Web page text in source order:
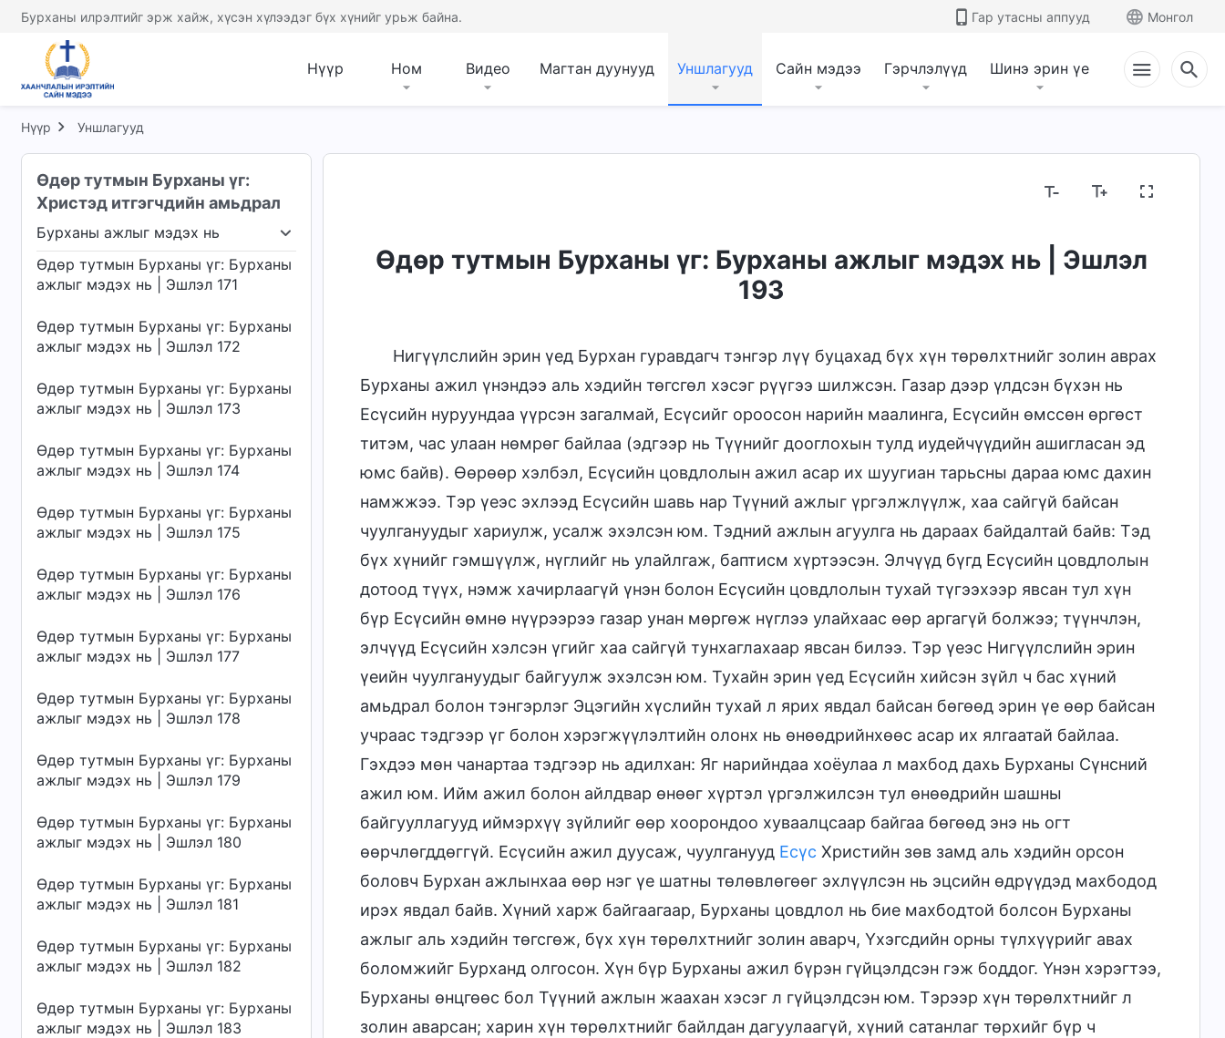
Бурханы илрэлтийг эрж хайж, хүсэн хүлээдэг бүх хүнийг урьж байна. Гар утасны аппууд Монгол
Нүүр Ном Видео Магтан дуунууд Уншлагууд Сайн мэдээ Гэрчлэлүүд Шинэ эрин үе
Нүүр Уншлагууд
Өдөр тутмын Бурханы үг:
Христэд итгэгчдийн амьдрал
Бурханы ажлыг мэдэх нь
болох Бурханы ажлыг мэдэх нь Бурханы зан чанар, Түүнд юу байгаа, Тэр юу болох Библийн тухай нууцууд Шашны үзлийг илчлэх нь
Өдөр тутмын Бурханы үг: Бурханы
ажлыг мэдэх нь | Эшлэл 167
Өдөр тутмын Бурханы үг: Бурханы
ажлыг мэдэх нь | Эшлэл 168
Өдөр тутмын Бурханы үг: Бурханы
Өдөр тутмын Бурханы үг: Бурханы
ажлыг мэдэх нь | Эшлэл 170
Өдөр тутмын Бурханы үг: Бурханы
ажлыг мэдэх нь | Эшлэл 171
Өдөр тутмын Бурханы үг: Бурханы
ажлыг мэдэх нь | Эшлэл 172
Өдөр тутмын Бурханы үг: Бурханы
ажлыг мэдэх нь | Эшлэл 173
Өдөр тутмын Бурханы үг: Бурханы
ажлыг мэдэх нь | Эшлэл 174
Өдөр тутмын Бурханы үг: Бурханы
ажлыг мэдэх нь | Эшлэл 175
Өдөр тутмын Бурханы үг: Бурханы
ажлыг мэдэх нь | Эшлэл 176
Өдөр тутмын Бурханы үг: Бурханы
ажлыг мэдэх нь | Эшлэл 177
Өдөр тутмын Бурханы үг: Бурханы
ажлыг мэдэх нь | Эшлэл 178
Өдөр тутмын Бурханы үг: Бурханы
ажлыг мэдэх нь | Эшлэл 179
Өдөр тутмын Бурханы үг: Бурханы
ажлыг мэдэх нь | Эшлэл 180
Өдөр тутмын Бурханы үг: Бурханы
ажлыг мэдэх нь | Эшлэл 181
Өдөр тутмын Бурханы үг: Бурханы
ажлыг мэдэх нь | Эшлэл 182
Өдөр тутмын Бурханы үг: Бурханы
ажлыг мэдэх нь | Эшлэл 183
Өдөр тутмын Бурханы үг: Бурханы ажлыг мэдэх нь | Эшлэл
193
Нигүүлслийн эрин үед Бурхан гуравдагч тэнгэр лүү буцахад бүх хүн төрөлхтнийг золин аврах
Бурханы ажил үнэндээ аль хэдийн төгсгөл хэсэг рүүгээ шилжсэн. Газар дээр үлдсэн бүхэн нь
Есүсийн нуруундаа үүрсэн загалмай, Есүсийг ороосон нарийн маалинга, Есүсийн өмссөн өргөст
титэм, час улаан нөмрөг байлаа (эдгээр нь Түүнийг дооглохын тулд иудейчүүдийн ашигласан эд
юмс байв). Өөрөөр хэлбэл, Есүсийн цовдлолын ажил асар их шуугиан тарьсны дараа юмс дахин
намжжээ. Тэр үеэс эхлээд Есүсийн шавь нар Түүний ажлыг үргэлжлүүлж, хаа сайгүй байсан
чуулгануудыг хариулж, усалж эхэлсэн юм. Тэдний ажлын агуулга нь дараах байдалтай байв: Тэд
бүх хүнийг гэмшүүлж, нүглийг нь улайлгаж, баптисм хүртээсэн. Элчүүд бүгд Есүсийн цовдлолын
дотоод түүх, нэмж хачирлаагүй үнэн болон Есүсийн цовдлолын тухай түгээхээр явсан тул хүн
бүр Есүсийн өмнө нүүрээрээ газар унан мөргөж нүглээ улайхаас өөр аргагүй болжээ; түүнчлэн,
элчүүд Есүсийн хэлсэн үгийг хаа сайгүй тунхаглахаар явсан билээ. Тэр үеэс Нигүүлслийн эрин
үеийн чуулгануудыг байгуулж эхэлсэн юм. Тухайн эрин үед Есүсийн хийсэн зүйл ч бас хүний
амьдрал болон тэнгэрлэг Эцэгийн хүслийн тухай л ярих явдал байсан бөгөөд эрин үе өөр байсан
учраас тэдгээр үг болон хэрэгжүүлэлтийн олонх нь өнөөдрийнхөөс асар их ялгаатай байлаа.
Гэхдээ мөн чанартаа тэдгээр нь адилхан: Яг нарийндаа хоёулаа л махбод дахь Бурханы Сүнсний
ажил юм. Ийм ажил болон айлдвар өнөөг хүртэл үргэлжилсэн тул өнөөдрийн шашны
байгууллагууд иймэрхүү зүйлийг өөр хоорондоо хуваалцсаар байгаа бөгөөд энэ нь огт
өөрчлөгддөггүй. Есүсийн ажил дуусаж, чуулганууд Есүс Христийн зөв замд аль хэдийн орсон
боловч Бурхан ажлынхаа өөр нэг үе шатны төлөвлөгөөг эхлүүлсэн нь эцсийн өдрүүдэд махбодод
ирэх явдал байв. Хүний харж байгаагаар, Бурханы цовдлол нь бие махбодтой болсон Бурханы
ажлыг аль хэдийн төгсгөж, бүх хүн төрөлхтнийг золин аварч, Үхэгсдийн орны түлхүүрийг авах
боломжийг Бурханд олгосон. Хүн бүр Бурханы ажил бүрэн гүйцэлдсэн гэж боддог. Үнэн хэрэгтээ,
Бурханы өнцгөөс бол Түүний ажлын жаахан хэсэг л гүйцэлдсэн юм. Тэрээр хүн төрөлхтнийг л
золин аварсан; харин хүн төрөлхтнийг байлдан дагуулаагүй, хүний сатанлаг төрхийг бүр ч